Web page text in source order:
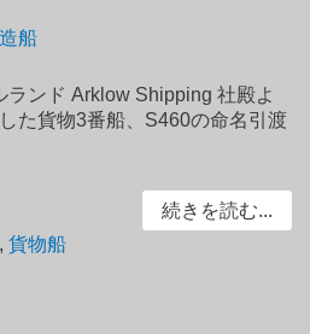
造船
ンド Arklow Shipping 社殿よ
た貨物3番船、S460の命名引渡
続きを読む...
,貨物船